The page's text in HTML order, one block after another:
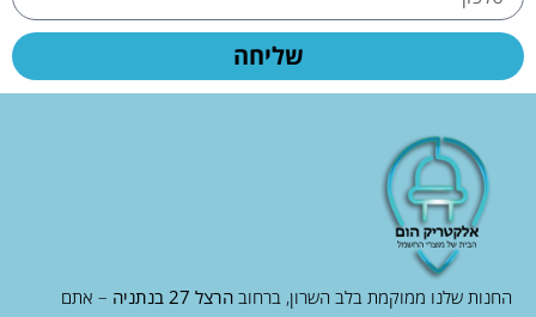
שליחה
החנות שלנו ממוקמת בלב השרון, ברחוב הרצל 27 בנתניה
– אתם